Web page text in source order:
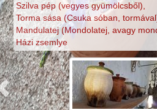
Szilva pép (vegyes gyümölcsből),
Torma sása (Csuka sóban,
Mandulatej (Mondolatej, avagy
Házi zsemlye